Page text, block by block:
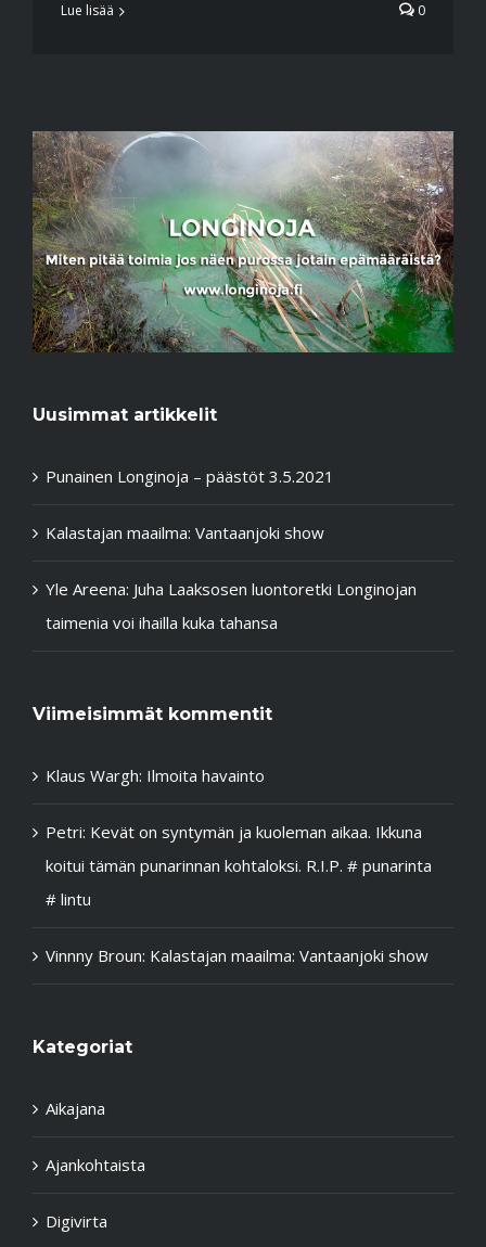
Lue lisää 0
Uusimmat artikkelit
Punainen Longinoja – päästöt 3.5.2021
Kalastajan maailma: Vantaanjoki show
Yle Areena: Juha Laaksosen luontoretki Longinojan
taimenia voi ihailla kuka tahansa
Viimeisimmät kommentit
Klaus Wargh: Ilmoita havainto
Petri: Kevät on syntymän ja kuoleman aikaa. Ikkuna
koitui tämän punarinnan kohtaloksi. R.I.P. # punarinta
# lintu
Vinnny Broun: Kalastajan maailma: Vantaanjoki show
Kategoriat
Aikajana
Ajankohtaista
Digivirta